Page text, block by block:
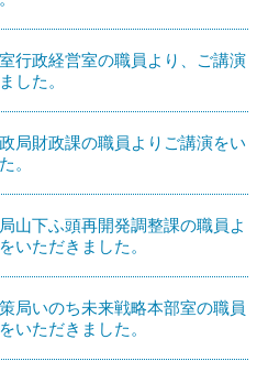
行政経営室の職員より、ご講演
した。
局財政課の職員よりご講演をい
。
山下ふ頭再開発調整課の職員よ
いただきました。
局いのち未来戦略本部室の職員
いただきました。